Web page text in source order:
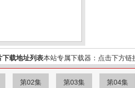
下载地址列表本站专属下载器：点击下方
第02集 第03集 第04集